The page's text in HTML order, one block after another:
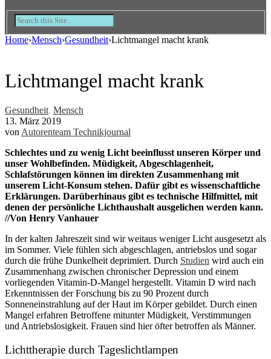
Home›Mensch›Gesundheit›Lichtmangel macht krank
Lichtmangel macht krank
Gesundheit, Mensch
13. März 2019
von Autorenteam Technikjournal
Schlechtes und zu wenig Licht beeinflusst unseren Körper und
unser Wohlbefinden. Müdigkeit, Abgeschlagenheit,
Schlafstörungen können im direkten Zusammenhang mit
unserem Licht-Konsum stehen. Dafür gibt es wissenschaftliche
Erklärungen. Darüberhinaus gibt es technische Hilfmittel, mit
denen der persönliche Lichthaushalt ausgelichen werden kann.
//Von Henry Vanhauer
In der kalten Jahreszeit sind wir weitaus weniger Licht ausgesetzt als
im Sommer. Viele fühlen sich abgeschlagen, antriebslos und sogar
durch die frühe Dunkelheit deprimiert. Durch Studien wird auch ein
Zusammenhang zwischen chronischer Depression und einem
vorliegenden Vitamin-D-Mangel hergestellt. Vitamin D wird nach
Erkenntnissen der Forschung bis zu 90 Prozent durch
Sonneneinstrahlung auf der Haut im Körper gebildet. Durch einen
Mangel erfahren Betroffene mitunter Müdigkeit, Verstimmungen
und Antriebslosigkeit. Frauen sind hier öfter betroffen als Männer.
Lichttherapie durch Tageslichtlampen